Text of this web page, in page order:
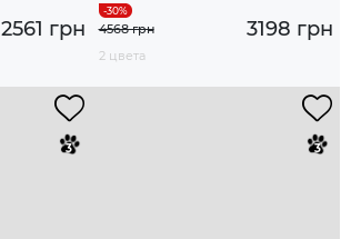
2561 грн 3198 грн
4568 грн
2 цвета